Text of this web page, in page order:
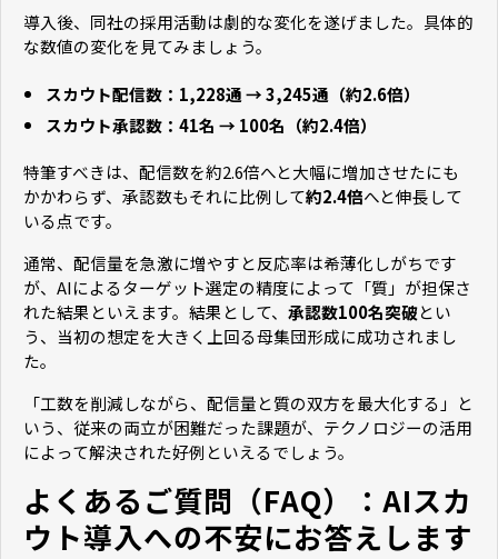
導入後、同社の採用活動は劇的な変化を遂げました。具体的
な数値の変化を見てみましょう。
スカウト配信数：1,228通 → 3,245通（約2.6倍）
スカウト承認数：41名 → 100名（約2.4倍）
特筆すべきは、配信数を約2.6倍へと大幅に増加させたにも
かかわらず、承認数もそれに比例して約2.4倍へと伸長して
いる点です。
通常、配信量を急激に増やすと反応率は希薄化しがちです
が、AIによるターゲット選定の精度によって「質」が担保さ
れた結果といえます。結果として、 承認数100名突破とい
う、当初の想定を大きく上回る母集団形成に成功されまし
た。
「工数を削減しながら、配信量と質の双方を最大化する」と
いう、従来の両立が困難だった課題が、テクノロジーの活用
によって解決された好例といえるでしょう。
よくあるご質問（FAQ）：AIスカ
ウト導入への不安にお答えします